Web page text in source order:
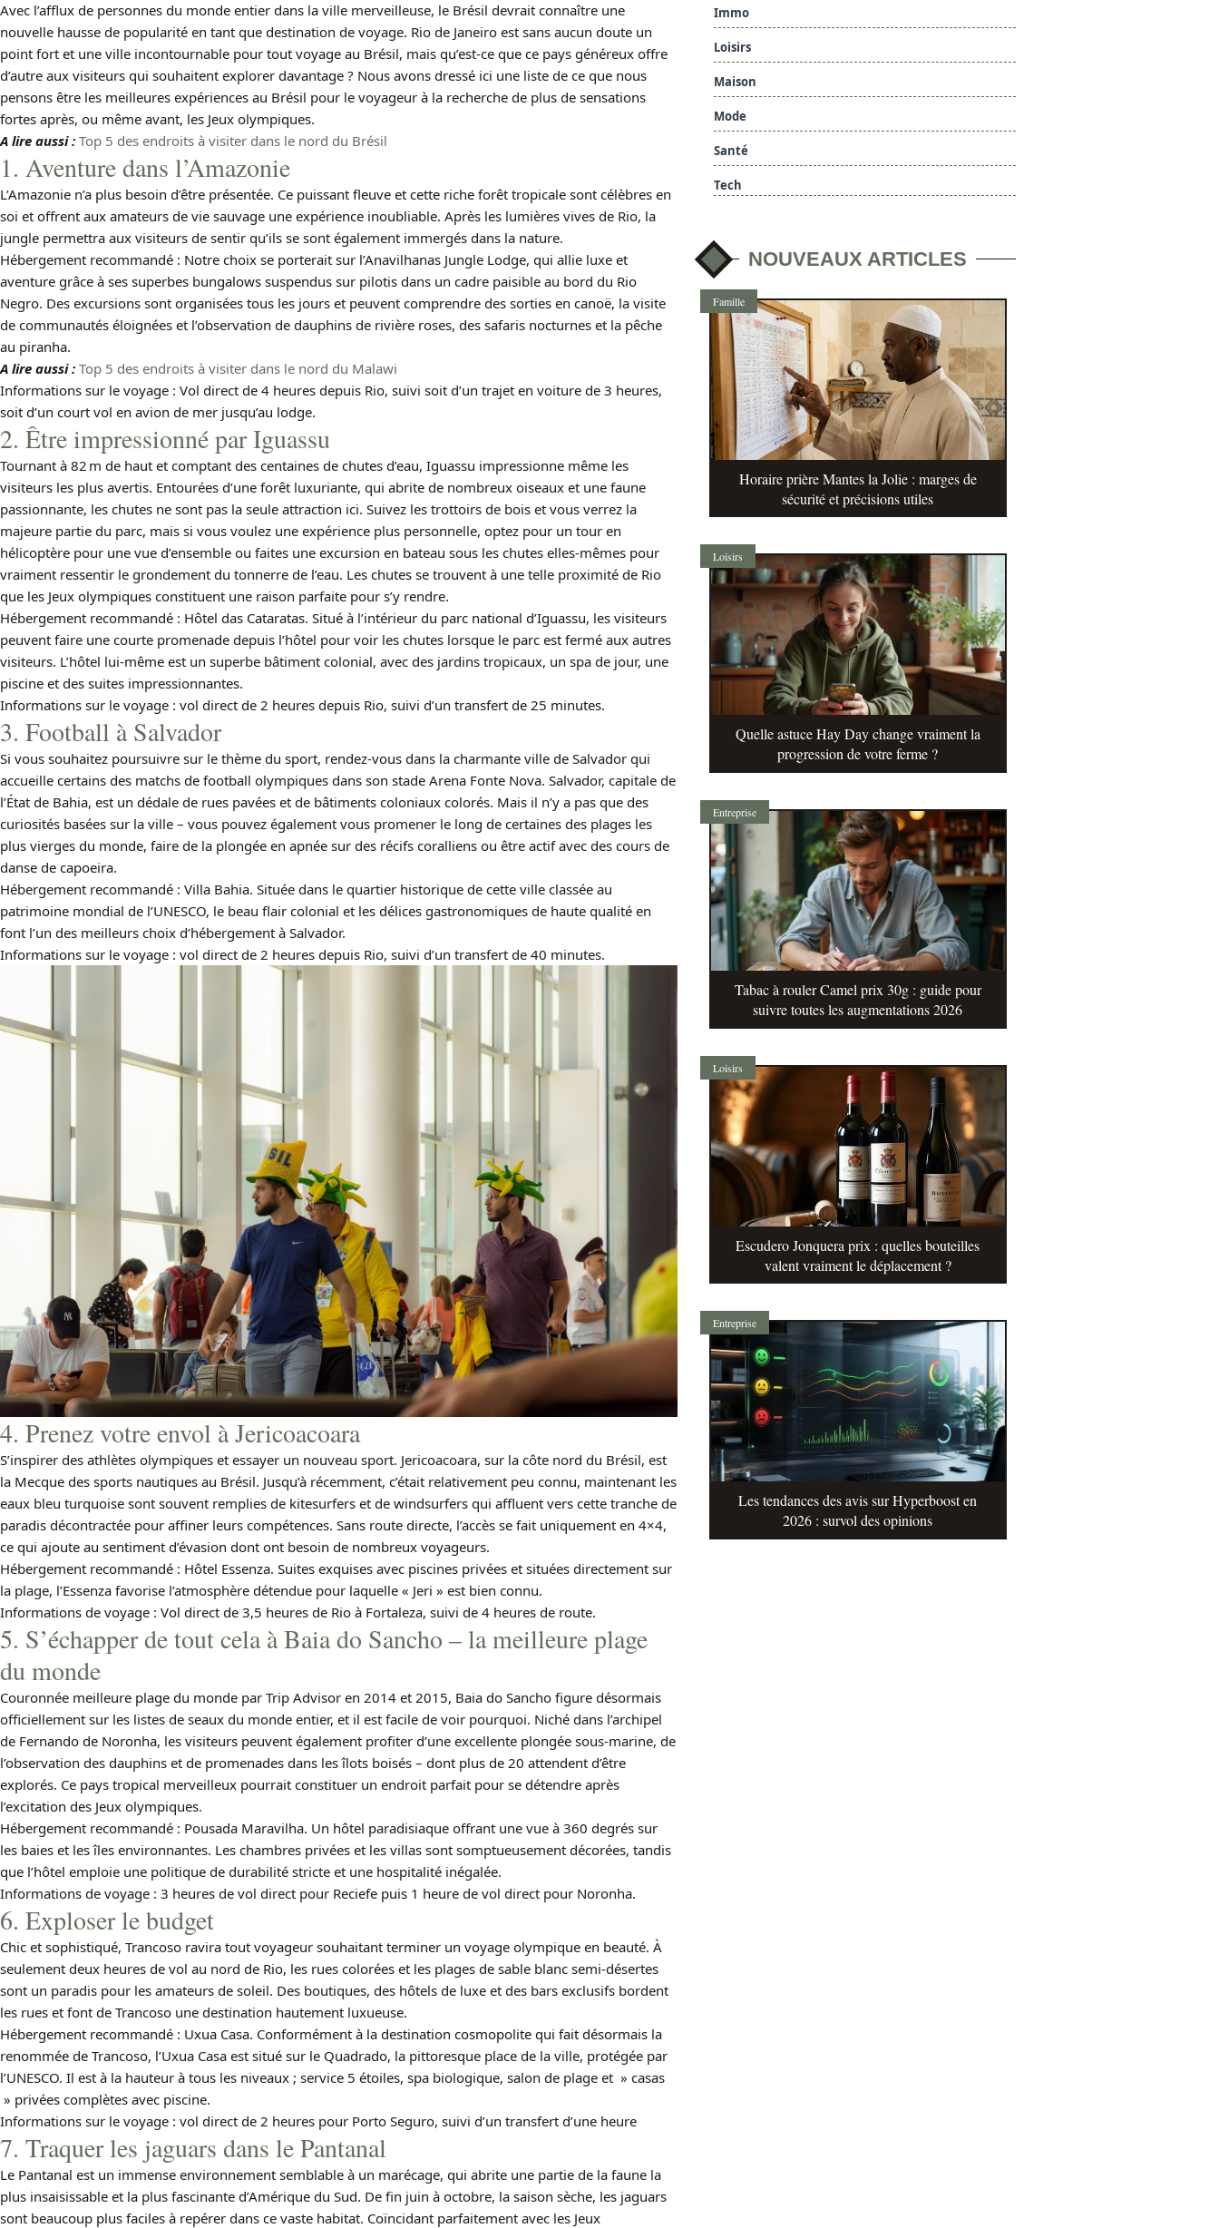
Avec l’afflux de personnes du monde entier dans la ville merveilleuse, le Brésil devrait connaître une
nouvelle hausse de popularité en tant que destination de voyage. Rio de Janeiro est sans aucun doute un
point fort et une ville incontournable pour tout voyage au Brésil, mais qu’est-ce que ce pays généreux offre
d’autre aux visiteurs qui souhaitent explorer davantage ? Nous avons dressé ici une liste de ce que nous
pensons être les meilleures expériences au Brésil pour le voyageur à la recherche de plus de sensations
fortes après, ou même avant, les Jeux olympiques.
A lire aussi : Top 5 des endroits à visiter dans le nord du Brésil
1. Aventure dans l’Amazonie
L’Amazonie n’a plus besoin d’être présentée. Ce puissant fleuve et cette riche forêt tropicale sont célèbres en
soi et offrent aux amateurs de vie sauvage une expérience inoubliable. Après les lumières vives de Rio, la
jungle permettra aux visiteurs de sentir qu’ils se sont également immergés dans la nature.
Hébergement recommandé : Notre choix se porterait sur l’Anavilhanas Jungle Lodge, qui allie luxe et
aventure grâce à ses superbes bungalows suspendus sur pilotis dans un cadre paisible au bord du Rio
Negro. Des excursions sont organisées tous les jours et peuvent comprendre des sorties en canoë, la visite
de communautés éloignées et l’observation de dauphins de rivière roses, des safaris nocturnes et la pêche
au piranha.
A lire aussi : Top 5 des endroits à visiter dans le nord du Malawi
Informations sur le voyage : Vol direct de 4 heures depuis Rio, suivi soit d’un trajet en voiture de 3 heures,
soit d’un court vol en avion de mer jusqu’au lodge.
2. Être impressionné par Iguassu
Tournant à 82 m de haut et comptant des centaines de chutes d’eau, Iguassu impressionne même les
visiteurs les plus avertis. Entourées d’une forêt luxuriante, qui abrite de nombreux oiseaux et une faune
passionnante, les chutes ne sont pas la seule attraction ici. Suivez les trottoirs de bois et vous verrez la
majeure partie du parc, mais si vous voulez une expérience plus personnelle, optez pour un tour en
hélicoptère pour une vue d’ensemble ou faites une excursion en bateau sous les chutes elles-mêmes pour
vraiment ressentir le grondement du tonnerre de l’eau. Les chutes se trouvent à une telle proximité de Rio
que les Jeux olympiques constituent une raison parfaite pour s’y rendre.
Hébergement recommandé : Hôtel das Cataratas. Situé à l’intérieur du parc national d’Iguassu, les visiteurs
peuvent faire une courte promenade depuis l’hôtel pour voir les chutes lorsque le parc est fermé aux autres
visiteurs. L’hôtel lui-même est un superbe bâtiment colonial, avec des jardins tropicaux, un spa de jour, une
piscine et des suites impressionnantes.
Informations sur le voyage : vol direct de 2 heures depuis Rio, suivi d’un transfert de 25 minutes.
3. Football à Salvador
Si vous souhaitez poursuivre sur le thème du sport, rendez-vous dans la charmante ville de Salvador qui
accueille certains des matchs de football olympiques dans son stade Arena Fonte Nova. Salvador, capitale de
l’État de Bahia, est un dédale de rues pavées et de bâtiments coloniaux colorés. Mais il n’y a pas que des
curiosités basées sur la ville – vous pouvez également vous promener le long de certaines des plages les
plus vierges du monde, faire de la plongée en apnée sur des récifs coralliens ou être actif avec des cours de
danse de capoeira.
Hébergement recommandé : Villa Bahia. Située dans le quartier historique de cette ville classée au
patrimoine mondial de l’UNESCO, le beau flair colonial et les délices gastronomiques de haute qualité en
font l’un des meilleurs choix d’hébergement à Salvador.
Informations sur le voyage : vol direct de 2 heures depuis Rio, suivi d’un transfert de 40 minutes.
4. Prenez votre envol à Jericoacoara
S’inspirer des athlètes olympiques et essayer un nouveau sport. Jericoacoara, sur la côte nord du Brésil, est
la Mecque des sports nautiques au Brésil. Jusqu’à récemment, c’était relativement peu connu, maintenant les
eaux bleu turquoise sont souvent remplies de kitesurfers et de windsurfers qui affluent vers cette tranche de
paradis décontractée pour affiner leurs compétences. Sans route directe, l’accès se fait uniquement en 4×4,
ce qui ajoute au sentiment d’évasion dont ont besoin de nombreux voyageurs.
Hébergement recommandé : Hôtel Essenza. Suites exquises avec piscines privées et situées directement sur
la plage, l’Essenza favorise l’atmosphère détendue pour laquelle « Jeri » est bien connu.
Informations de voyage : Vol direct de 3,5 heures de Rio à Fortaleza, suivi de 4 heures de route.
5. S’échapper de tout cela à Baia do Sancho – la meilleure plage
du monde
Couronnée meilleure plage du monde par Trip Advisor en 2014 et 2015, Baia do Sancho figure désormais
officiellement sur les listes de seaux du monde entier, et il est facile de voir pourquoi. Niché dans l’archipel
de Fernando de Noronha, les visiteurs peuvent également profiter d’une excellente plongée sous-marine, de
l’observation des dauphins et de promenades dans les îlots boisés – dont plus de 20 attendent d’être
explorés. Ce pays tropical merveilleux pourrait constituer un endroit parfait pour se détendre après
l’excitation des Jeux olympiques.
Hébergement recommandé : Pousada Maravilha. Un hôtel paradisiaque offrant une vue à 360 degrés sur
les baies et les îles environnantes. Les chambres privées et les villas sont somptueusement décorées, tandis
que l’hôtel emploie une politique de durabilité stricte et une hospitalité inégalée.
Informations de voyage : 3 heures de vol direct pour Reciefe puis 1 heure de vol direct pour Noronha.
6. Exploser le budget
Chic et sophistiqué, Trancoso ravira tout voyageur souhaitant terminer un voyage olympique en beauté. À
seulement deux heures de vol au nord de Rio, les rues colorées et les plages de sable blanc semi-désertes
sont un paradis pour les amateurs de soleil. Des boutiques, des hôtels de luxe et des bars exclusifs bordent
les rues et font de Trancoso une destination hautement luxueuse.
Hébergement recommandé : Uxua Casa. Conformément à la destination cosmopolite qui fait désormais la
renommée de Trancoso, l’Uxua Casa est situé sur le Quadrado, la pittoresque place de la ville, protégée par
l’UNESCO. Il est à la hauteur à tous les niveaux ; service 5 étoiles, spa biologique, salon de plage et » casas
» privées complètes avec piscine.
Informations sur le voyage : vol direct de 2 heures pour Porto Seguro, suivi d’un transfert d’une heure
7. Traquer les jaguars dans le Pantanal
Le Pantanal est un immense environnement semblable à un marécage, qui abrite une partie de la faune la
plus insaisissable et la plus fascinante d’Amérique du Sud. De fin juin à octobre, la saison sèche, les jaguars
sont beaucoup plus faciles à repérer dans ce vaste habitat. Coïncidant parfaitement avec les Jeux
Immo
Loisirs
Maison
Mode
Santé
Tech
NOUVEAUX ARTICLES
Famille
Horaire prière Mantes la Jolie : marges de
sécurité et précisions utiles
Loisirs
Quelle astuce Hay Day change vraiment la
progression de votre ferme ?
Entreprise
Tabac à rouler Camel prix 30g : guide pour
suivre toutes les augmentations 2026
Loisirs
Escudero Jonquera prix : quelles bouteilles
valent vraiment le déplacement ?
Entreprise
Les tendances des avis sur Hyperboost en
2026 : survol des opinions